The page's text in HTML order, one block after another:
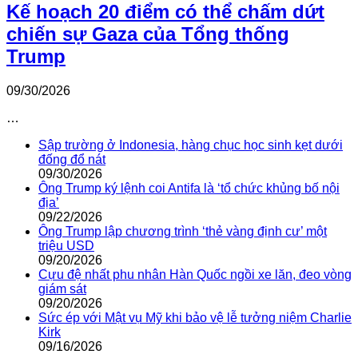
Kế hoạch 20 điểm có thể chấm dứt
chiến sự Gaza của Tổng thống
Trump
09/30/2026
…
Sập trường ở Indonesia, hàng chục học sinh kẹt dưới
đống đổ nát
09/30/2026
Ông Trump ký lệnh coi Antifa là ‘tổ chức khủng bố nội
địa’
09/22/2026
Ông Trump lập chương trình ‘thẻ vàng định cư’ một
triệu USD
09/20/2026
Cựu đệ nhất phu nhân Hàn Quốc ngồi xe lăn, đeo vòng
giám sát
09/20/2026
Sức ép với Mật vụ Mỹ khi bảo vệ lễ tưởng niệm Charlie
Kirk
09/16/2026